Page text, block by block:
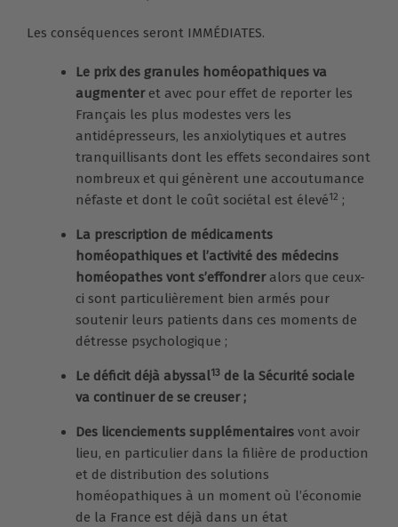
Les conséquences seront IMMÉDIATES.
Le prix des granules homéopathiques va
augmenteret avec pour effet de reporter les
Français les plus modestes vers les
antidépresseurs, les anxiolytiques et autres
tranquillisants dont les effets secondaires sont
nombreux et qui génèrent une accoutumance
néfaste et dont le coût sociétal est élevé12 ;
La prescription de médicaments
homéopathiques et l’activité des médecins
homéopathes vont s’effondreralors que ceux-
ci sont particulièrement bien armés pour
soutenir leurs patients dans ces moments de
détresse psychologique ;
Le déficit déjà abyssal13 de la Sécurité sociale
va continuer de se creuser ;
Des licenciements supplémentaires vont avoir
lieu, en particulier dans la filière de production
et de distribution des solutions
homéopathiques à un moment où l’économie
de la France est déjà dans un état